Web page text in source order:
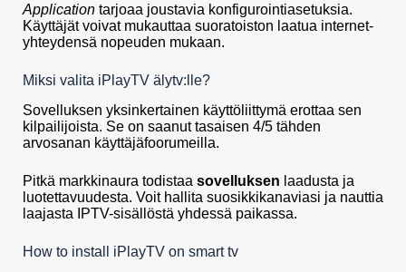
Application tarjoaa joustavia konfigurointiasetuksia.
Käyttäjät voivat mukauttaa suoratoiston laatua internet-
yhteydensä nopeuden mukaan.
Miksi valita iPlayTV älytv:lle?
Sovelluksen yksinkertainen käyttöliittymä erottaa sen
kilpailijoista. Se on saanut tasaisen 4/5 tähden
arvosanan käyttäjäfoorumeilla.
Pitkä markkinaura todistaa sovelluksen laadusta ja
luotettavuudesta. Voit hallita suosikkikanaviasi ja nauttia
laajasta IPTV-sisällöstä yhdessä paikassa.
How to install iPlayTV on smart tv